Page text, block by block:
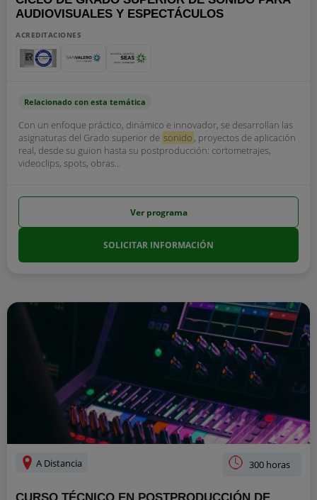
AUDIOVISUALES Y ESPECTÁCULOS
ACREDITACIONES
Relacionado con esta temática
Con un enfoque práctico, dinámico e innovador, se desarrollan las
asignaturas del Grado superior de sonido , proyectos de aplicación
real, desde su guion hasta su postproducción: cortometrajes,
videoclips, spots, obras...
Ver programa
SOLICITAR INFORMACIÓN
A Distancia 300 horas